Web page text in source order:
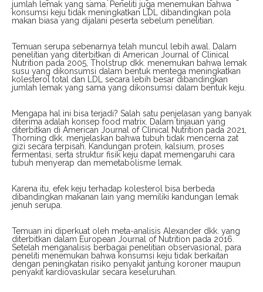
jumlah lemak yang sama. Peneliti juga menemukan bahwa
konsumsi keju tidak meningkatkan LDL dibandingkan pola
makan biasa yang dijalani peserta sebelum penelitian.
Temuan serupa sebenarnya telah muncul lebih awal. Dalam
penelitian yang diterbitkan di American Journal of Clinical
Nutrition pada 2005, Tholstrup dkk. menemukan bahwa lemak
susu yang dikonsumsi dalam bentuk mentega meningkatkan
kolesterol total dan LDL secara lebih besar dibandingkan
jumlah lemak yang sama yang dikonsumsi dalam bentuk keju.
Mengapa hal ini bisa terjadi? Salah satu penjelasan yang banyak
diterima adalah konsep food matrix. Dalam tinjauan yang
diterbitkan di American Journal of Clinical Nutrition pada 2021,
Thorning dkk. menjelaskan bahwa tubuh tidak mencerna zat
gizi secara terpisah. Kandungan protein, kalsium, proses
fermentasi, serta struktur fisik keju dapat memengaruhi cara
tubuh menyerap dan memetabolisme lemak.
Karena itu, efek keju terhadap kolesterol bisa berbeda
dibandingkan makanan lain yang memiliki kandungan lemak
jenuh serupa.
Temuan ini diperkuat oleh meta-analisis Alexander dkk. yang
diterbitkan dalam European Journal of Nutrition pada 2016.
Setelah menganalisis berbagai penelitian observasional, para
peneliti menemukan bahwa konsumsi keju tidak berkaitan
dengan peningkatan risiko penyakit jantung koroner maupun
penyakit kardiovaskular secara keseluruhan.